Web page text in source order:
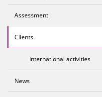
Assessment
Clients
International activities
News